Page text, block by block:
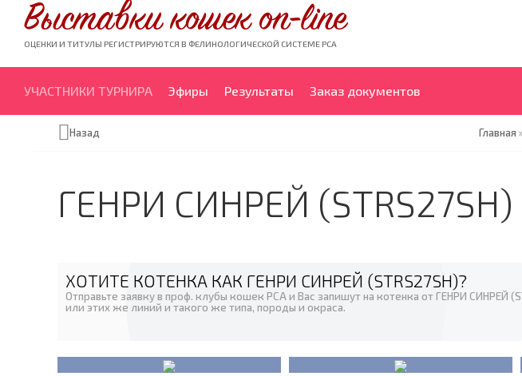
Выставки кошек on-line
ОЦЕНКИ И ТИТУЛЫ РЕГИСТРИРУЮТСЯ В ФЕЛИНОЛОГИЧЕСКОЙ СИСТЕМЕ PCA
УЧАСТНИКИ ТУРНИРА Эфиры Результаты Заказ документов
Назад Главная
ГЕНРИ СИНРЕЙ (STRS27SH)
ХОТИТЕ КОТЕНКА КАК ГЕНРИ СИНРЕЙ (STRS27SH)?
Отправьте заявку в проф. клубы кошек PCA и Вас запишут на котенка от ГЕНРИ СИНРЕЙ
или этих же линий и такого же типа, породы и окраса.